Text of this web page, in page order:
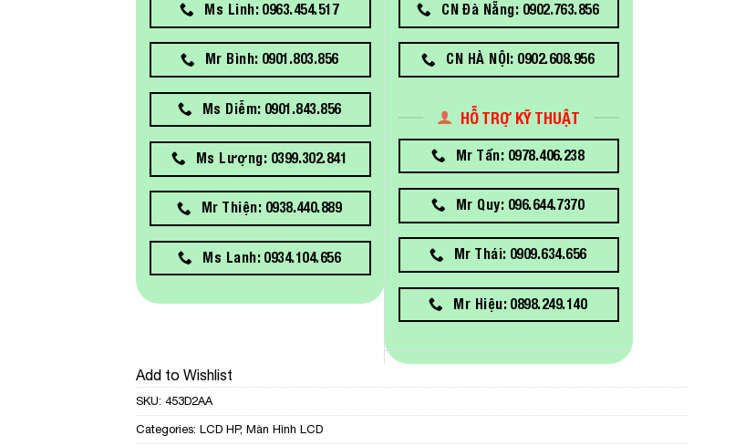
Ms Linh: 0963.454.517
Mr Bình: 0901.803.856
Ms Diễm: 0901.843.856
Ms Lượng: 0399.302.841
Mr Thiện: 0938.440.889
Ms Lanh: 0934.104.656
CN Đà Nẵng: 0902.763.856
CN HÀ NỘI: 0902.608.956
HỖ TRỢ KỸ THUẬT
Mr Tấn: 0978.406.238
Mr Quy: 096.644.7370
Mr Thái: 0909.634.656
Mr Hiệu: 0898.249.140
Add to Wishlist
SKU: 453D2AA
Categories: LCD HP, Màn Hình LCD